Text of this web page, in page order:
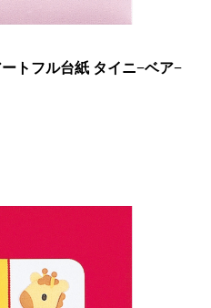
トフル台紙 タイニ−ベア−